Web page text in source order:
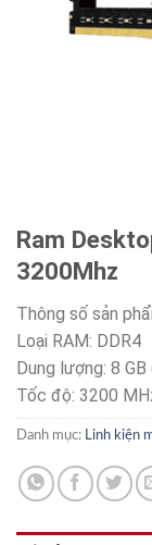
Ram
3200Mhz
Thông số sản
Loại RAM: DDR4
Dung lượng: 8 GB
Tốc độ: 3200
Danh mục: Linh kiện